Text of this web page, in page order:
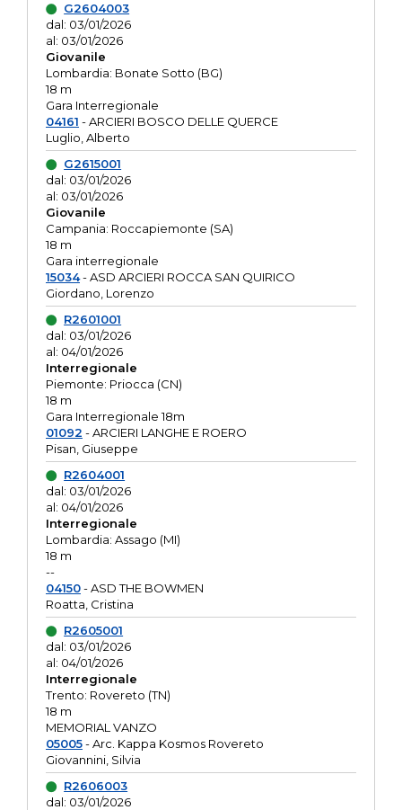
G2604003
dal: 03/01/2026
al: 03/01/2026
Giovanile
Lombardia: Bonate Sotto (BG)
18 m
Gara Interregionale
04161 - ARCIERI BOSCO DELLE QUERCE
Luglio, Alberto
G2615001
dal: 03/01/2026
al: 03/01/2026
Giovanile
Campania: Roccapiemonte (SA)
18 m
Gara interregionale
15034- ASD ARCIERI ROCCA SAN QUIRICO
Giordano, Lorenzo
R2601001
dal: 03/01/2026
al: 04/01/2026
Interregionale
Piemonte: Priocca (CN)
18 m
Gara Interregionale 18m
01092 - ARCIERI LANGHE E ROERO
Pisan, Giuseppe
R2604001
dal: 03/01/2026
al: 04/01/2026
Interregionale
Lombardia: Assago (MI)
18 m
--
04150- ASD THE BOWMEN
Roatta, Cristina
R2605001
dal: 03/01/2026
al: 04/01/2026
Interregionale
Trento: Rovereto (TN)
18 m
MEMORIAL VANZO
05005- Arc. Kappa Kosmos Rovereto
Giovannini, Silvia
R2606003
dal: 03/01/2026